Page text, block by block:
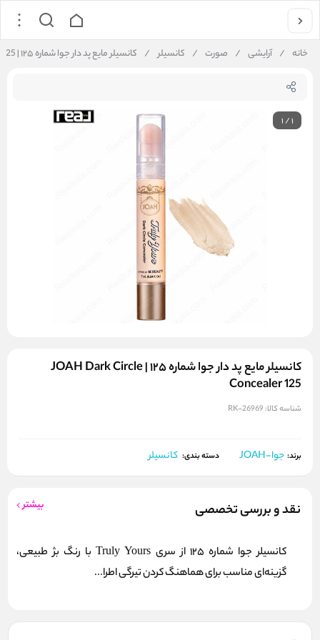
خانه / آرایشی / صورت / کانسیلر / کانسیلر مایع پد دار جوا شماره ۱۲۵ | JOAH Dark Circle Concealer 125
1/1
کانسیلر مایع پد دار جوا شماره ۱۲۵ | JOAH Dark Circle
Concealer 125
شناسه کالا: RK-26969
برند: جوا-JOAH دسته بندی: کانسیلر
نقد و بررسی تخصصی بیشتر
کانسیلر جوا شماره 125 از سری Truly Yours با رنگ بژ طبیعی،
گزینه‌ای مناسب برای هماهنگ کردن تیرگی اطرا...